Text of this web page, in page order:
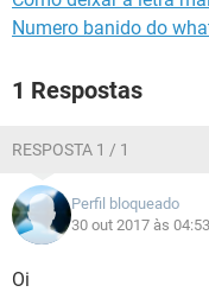
Numero banido do
1 Respostas
RESPOSTA 1 / 1
Perfil bloqueado
30 out 2017 às 04:53
Oi